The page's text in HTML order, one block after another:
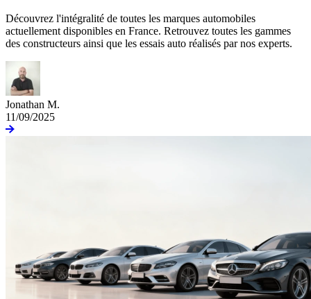
Découvrez l'intégralité de toutes les marques automobiles
actuellement disponibles en France. Retrouvez toutes les gammes
des constructeurs ainsi que les essais auto réalisés par nos experts.
Jonathan M.
11/09/2025